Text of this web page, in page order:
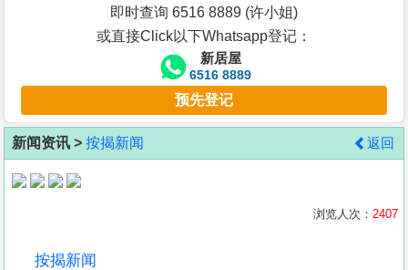
客
地
产
即时查询 6516 8889 (许小姐)
或直接Click以下Whatsapp登记：
新居屋
6516 8889
预先登记
新闻资讯 > 按揭新闻 返回
浏览人次： 2407
按揭新闻